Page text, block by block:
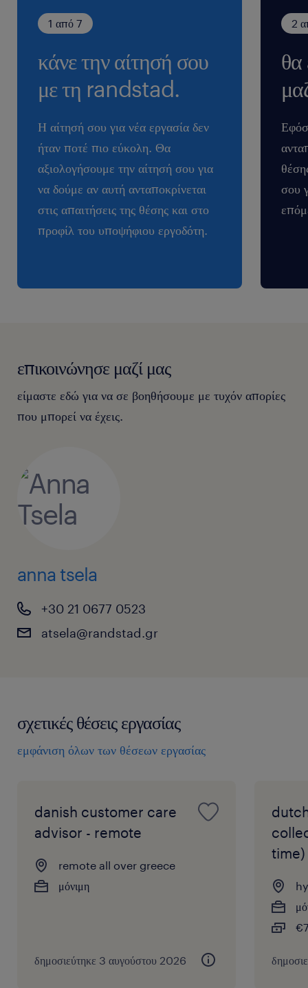
1 από 7
κάνε την αίτησή σου
με τη randstad.
Η αίτησή σου για νέα εργασία δεν
ήταν ποτέ πιο εύκολη. Θα
αξιολογήσουμε την αίτησή σου για
να δούμε αν αυτή ανταποκρίνεται
στις απαιτήσεις της θέσης και στο
προφίλ του υποψήφιου εργοδότη.
2
θα
σου
επικοινώνησε μαζί μας
είμαστε εδώ για να σε βοηθήσουμε με τυχόν απορίες
που μπορεί να έχεις.
anna tsela
+30 21 0677 0523
atsela@randstad.gr
σχετικές θέσεις εργασίας
εμφάνιση όλων των θέσεων εργασίας
danish customer care
advisor - remote
remote all over greece
μόνιμη
δημοσιεύτηκε 3 αυγούστου 2026
time)